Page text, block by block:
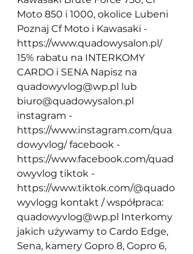
Moto 850 i 1000, okolice Lubeni
Poznaj Cf Moto i Kawasaki -
https://www.quadowysalon.pl/
15% rabatu na INTERKOMY
CARDO i SENA Napisz na
quadowyvlog@wp.pl
lub
biuro@quadowysalon.pl
instagram -
https://www.instagram.com/qua
dowyvlog/ facebook -
https://www.facebook.com/quad
owyvlog tiktok -
https://www.tiktok.com/@quado
wyvlogg kontakt / współpraca:
quadowyvlog@wp.pl Interkomy
jakich używamy to Cardo Edge,
Sena, kamery Gopro 8, Gopro 6,